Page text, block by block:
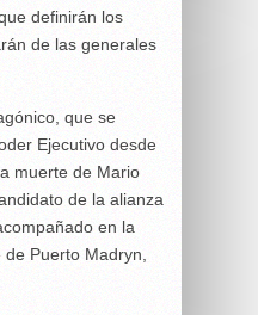
definirán los
de las generales
que se
Ejecutivo desde
muerte de Mario
de la alianza
en la
Puerto Madryn,